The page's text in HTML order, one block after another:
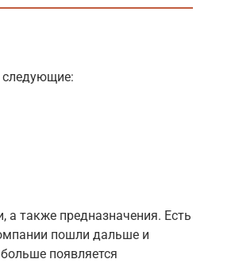
следующие:
также предназначения. Есть
пошли дальше и
появляется